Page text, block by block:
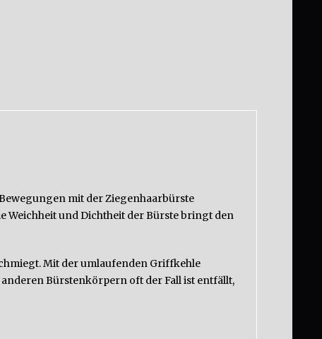
mit der Ziegenhaarbürste
Weichheit und Dichtheit der Bürste bringt den
Mit der umlaufenden Griffkehle
Bürstenkörpern oft der Fall ist entfällt,